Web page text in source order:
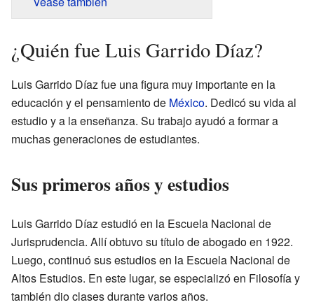
¿Quién fue Luis Garrido Díaz?
Luis Garrido Díaz fue una figura muy importante en la
educación y el pensamiento de México. Dedicó su vida al
estudio y a la enseñanza. Su trabajo ayudó a formar a
muchas generaciones de estudiantes.
Sus primeros años y estudios
Luis Garrido Díaz estudió en la Escuela Nacional de
Jurisprudencia. Allí obtuvo su título de abogado en 1922.
Luego, continuó sus estudios en la Escuela Nacional de
Altos Estudios. En este lugar, se especializó en Filosofía y
también dio clases durante varios años.